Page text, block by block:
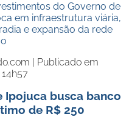
do Governo de
em infraestrutura viária,
e expansão da rede
| Publicado em
Ipojuca busca banco
de R$ 250